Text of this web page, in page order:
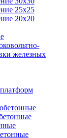
25x25
20x20
железных